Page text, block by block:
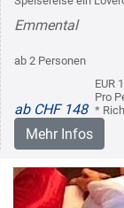
Emmental
ab 2 Personen
ab CHF 148
EUR
Pro
*
Mehr Infos